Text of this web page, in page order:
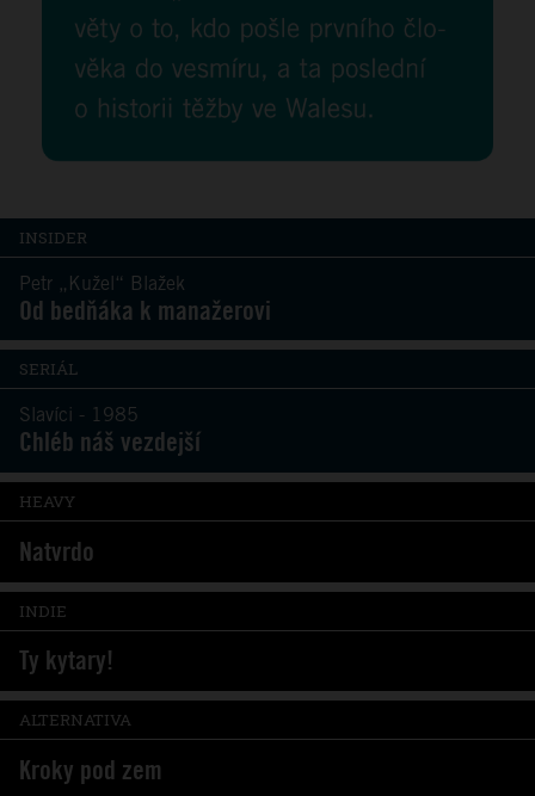
INSIDER
Petr „Kužel“ Blažek
Od bedňáka k manažerovi
SERIÁL
Slavíci - 1985
Chléb náš vezdejší
HEAVY
Natvrdo
INDIE
Ty kytary!
ALTERNATIVA
Kroky pod zem